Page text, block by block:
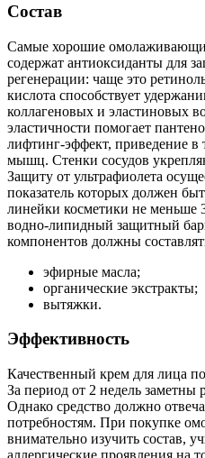
Состав
Самые хорошие
содержат антиоксиданты для
регенерации: чаще это
кислота способствует
коллагеновых и эластиновых
эластичности помогает
лифтинг-эффект, приведение
мышц. Стенки сосудов
Защиту от ультрафиолета
показатель которых должен
линейки косметики не меньше
водно-липидный защитный
компонентов должны
эфирные масла;
органические экстракты;
вытяжки.
Эффективность
Качественный крем для лица
За период от 2 недель заметны
Однако средство должно
потребностям. При покупке
внимательно изучить состав,
аллергические проявления на